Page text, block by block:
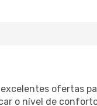
ofertas
o nível de